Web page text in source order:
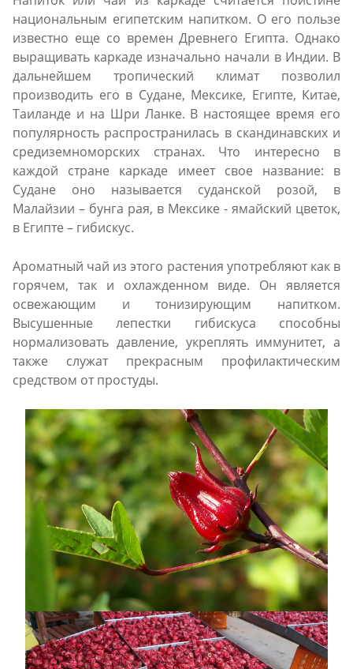
национальным египетским напитком. О его пользе
известно еще со времен Древнего Египта. Однако
выращивать каркаде изначально начали в Индии. В
дальнейшем тропический климат позволил
производить его в Судане, Мексике, Египте, Китае,
Таиланде и на Шри Ланке. В настоящее время его
популярность распространилась в скандинавских и
средиземноморских странах. Что интересно в
каждой стране каркаде имеет свое название: в
Судане оно называется суданской розой, в
Малайзии – бунга рая, в Мексике - ямайский цветок,
в Египте – гибискус.
Ароматный чай из этого растения употребляют как в
горячем, так и охлажденном виде. Он является
освежающим и тонизирующим напитком.
Высушенные лепестки гибискуса способны
нормализовать давление, укреплять иммунитет, а
также служат прекрасным профилактическим
средством от простуды.